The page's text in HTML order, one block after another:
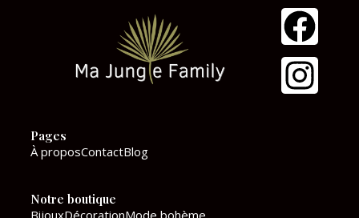
F
a
c
I
n
s
Pages
À proposContactBlog
Notre boutique